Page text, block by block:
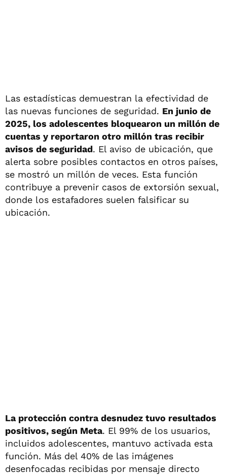
Las estadísticas demuestran la efectividad de
las nuevas funciones de seguridad. En junio de
2025, los adolescentes bloquearon un millón de
cuentas y reportaron otro millón tras recibir
avisos de seguridad. El aviso de ubicación, que
alerta sobre posibles contactos en otros países,
se mostró un millón de veces. Esta función
contribuye a prevenir casos de extorsión sexual,
donde los estafadores suelen falsificar su
ubicación.
La protección contra desnudez tuvo resultados
positivos, según Meta. El 99% de los usuarios,
incluidos adolescentes, mantuvo activada esta
función. Más del 40% de las imágenes
desenfocadas recibidas por mensaje directo